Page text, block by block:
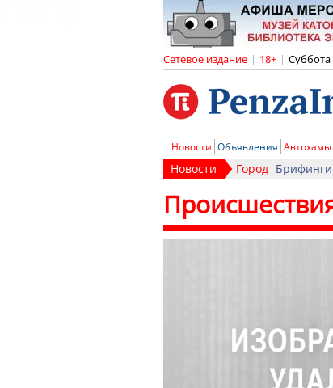
Сетевое издание | 18+ | Суббота
Новости Объявления Автохамы
Новости Город Брифинги